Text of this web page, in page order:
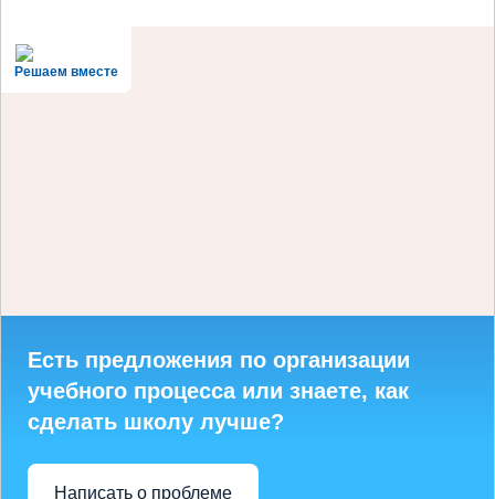
Решаем вместе
Есть предложения по организации
учебного процесса или знаете, как
сделать школу лучше?
Написать о проблеме